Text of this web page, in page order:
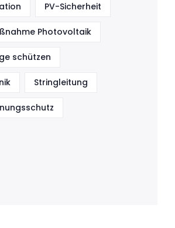
PV-Sicherheit
Photovoltaik
schützen
Stringleitung